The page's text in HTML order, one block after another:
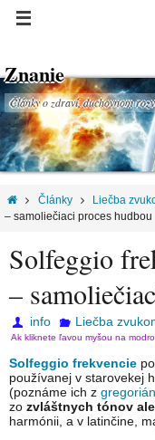
Znanie
Články o zdraví, duchovnom
Články Liečba
– samoliečiaci proces hudbou
Solfeggio
–
info Liečba
Ak kliknete ľavou myšou na
Solfeggio frekvencie
používanej v starovekej
(poznáme ich z
zo zvláštnych tónov
harmónii, a v latinčine,